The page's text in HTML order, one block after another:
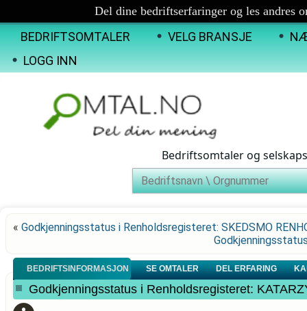
Del dine bedriftserfaringer og les andres
BEDRIFTSOMTALER VELG BRANSJE
LOGG INN
Bedriftsomtaler og
« Godkjenningsstatus i Renholdsregisteret: SKEDSMO
BEDRIFTSINFORMASJON SE OMTALER DEL ERFARING
Godkjenningsstatus i Renholdsregisteret: